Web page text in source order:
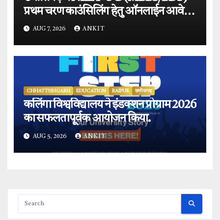
प्रथम चरण काउंसिलिंग हेतु ऑनलाईन आवेदन
प्रारंभ.
AUG 7, 2026 ANKIT
CHHATTISHGARH EDUCATION RAIPUR छत्तीसगढ़
कलिंगा विश्वविद्यालय ने इंडक्शन प्रोग्राम 2026
का सफलतापूर्वक आयोजन किया.
AUG 5, 2026 ANKIT